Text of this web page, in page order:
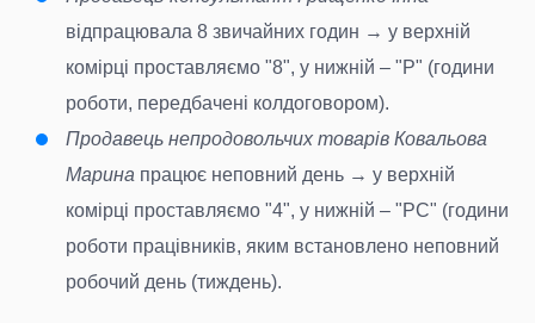
відпрацювала 8 звичайних годин → у верхній
комірці проставляємо "8", у нижній – "Р" (години
роботи, передбачені колдоговором).
Продавець непродовольчих товарів Ковальова
Марина працює неповний день → у верхній
комірці проставляємо "4", у нижній – "РС" (години
роботи працівників, яким встановлено неповний
робочий день (тиждень).